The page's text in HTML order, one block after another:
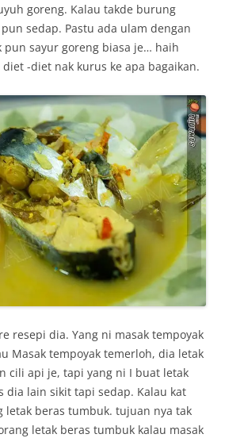
goreng. Kalau takde burung
sedap. Pastu ada ulam dengan
pun sayur goreng biasa je… haih
-diet nak kurus ke apa bagaikan.
resepi dia. Yang ni masak tempoyak
Masak tempoyak temerloh, dia letak
cili api je, tapi yang ni I buat letak
dia lain sikit tapi sedap. Kalau kat
letak beras tumbuk. tujuan nya tak
letak beras tumbuk kalau masak